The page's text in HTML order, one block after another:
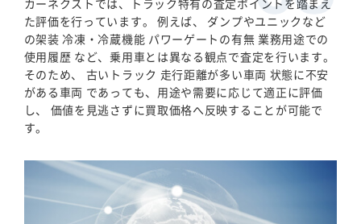
た評価を行っています。 例えば、 ダンプやユニックなど
の架装 冷凍・冷蔵機能 パワーゲートの有無 業務用途での
使用履歴 など、乗用車とは異なる観点で査定を行います。
そのため、 古いトラック 走行距離が多い車両 状態に不安
がある車両 であっても、用途や需要に応じて適正に評価
し、 価値を見逃さずに買取価格へ反映することが可能で
す。